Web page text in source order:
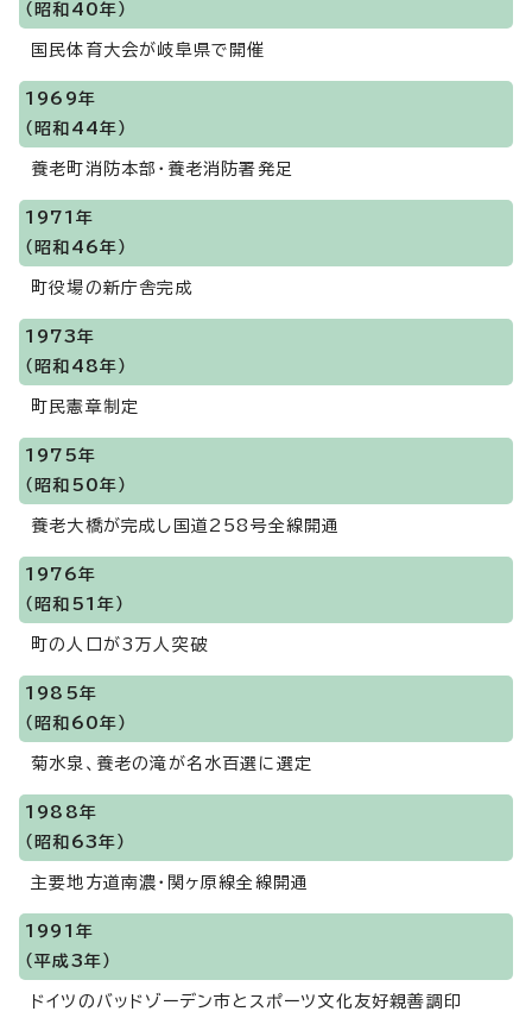
（昭和40年）
国民体育大会が岐阜県で開催
1969年
（昭和44年）
養老町消防本部・養老消防署発足
1971年
（昭和46年）
町役場の新庁舎完成
1973年
（昭和48年）
町民憲章制定
1975年
（昭和50年）
養老大橋が完成し国道258号全線開通
1976年
（昭和51年）
町の人口が3万人突破
1985年
（昭和60年）
菊水泉、養老の滝が名水百選に選定
1988年
（昭和63年）
主要地方道南濃・関ヶ原線全線開通
1991年
（平成3年）
ドイツのバッドゾーデン市とスポーツ文化友好親善調印